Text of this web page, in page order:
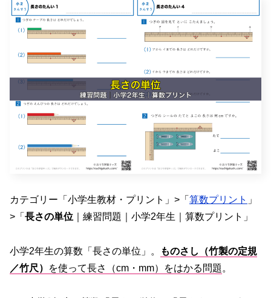
カテゴリー「小学生教材・プリント」>「 算数プリント 」
>「 長さの単位 ｜練習問題｜小学2年生｜算数プリント」
小学2年生の算数「長さの単位」。
ものさし（竹製の定規
／竹尺）
を使って長さ（cm・mm）をはかる問題 。